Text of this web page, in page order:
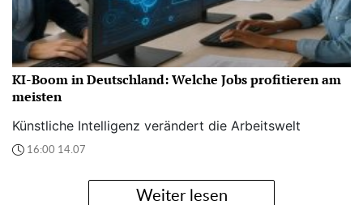
KI-Boom in Deutschland: Welche Jobs profitieren am
meisten
Künstliche Intelligenz verändert die Arbeitswelt
16:00 14.07
Weiter lesen